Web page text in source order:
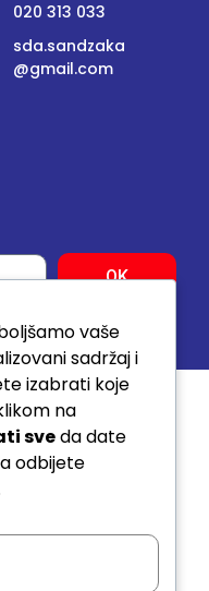
020 313 033
sda.sandzaka
@gmail.com
OK
www.sda.rs
vaše
sadržaj i
izabrati koje
na
sveda date
odbijete